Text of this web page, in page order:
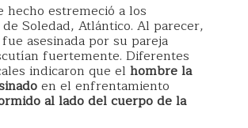
estremeció a los
Soledad, Atlántico. Al parecer,
asesinada por su pareja
fuertemente. Diferentes
indicaron que el hombre la
en el enfrentamiento
al lado del cuerpo de la